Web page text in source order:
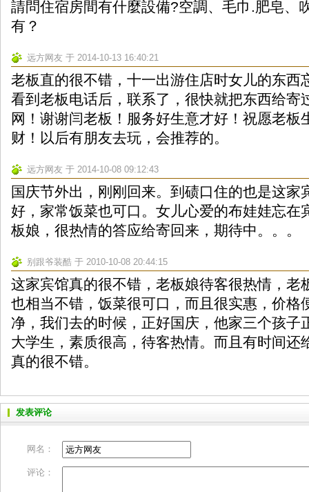
請問住宿房間有什麼設備?空調、毛巾.肥皂、
有？
远方网友 于 2014-10-13 16:40:21
老板直的很不错，十一出游住店时女儿的东西
看到老板电话后，联系了，很快就把东西给寄
网！谢谢闫老板！服务好生意才好！祝愿老板
财！以后有朋友去玩，会推荐的。
远方网友 于 2014-10-08 09:12:43
国庆节外出，刚刚回来。到碛口住的也是这家
好，家常饭菜也可口。女儿心爱的布娃娃忘在
板娘，很热情的答应给寄回来，期待中。。。
别跟爷装酷 于 2010-10-08 20:44:15
这家宾馆真的很不错，老板娘待客很热情，老
也相当不错，饭菜很可口，而且很实惠，价格
净，我们去的时候，正好国庆，他家三个孩子
大学生，素质很高，待客热情。而且有时间还
真的很不错。
发表评论
网名：
评论：